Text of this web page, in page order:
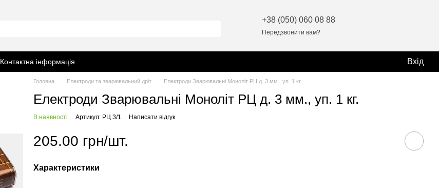
+38 (050) 060 08 88
Передзвонити вам?
Контактна інформація Вхід
Головна Електроди та зварювальний дріт Електроди Зварювальні Моноліт РЦ д. 3 мм., уп. 1 кг.
Електроди Зварювальні Моноліт РЦ д. 3 мм., уп. 1 кг.
В наявності Артикул: РЦ 3/1 Написати відгук
205.00 грн/шт.
Характеристики